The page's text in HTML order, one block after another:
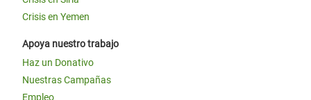
Crisis en Yemen
Apoya nuestro trabajo
Haz un Donativo
Nuestras Campañas
Empleo